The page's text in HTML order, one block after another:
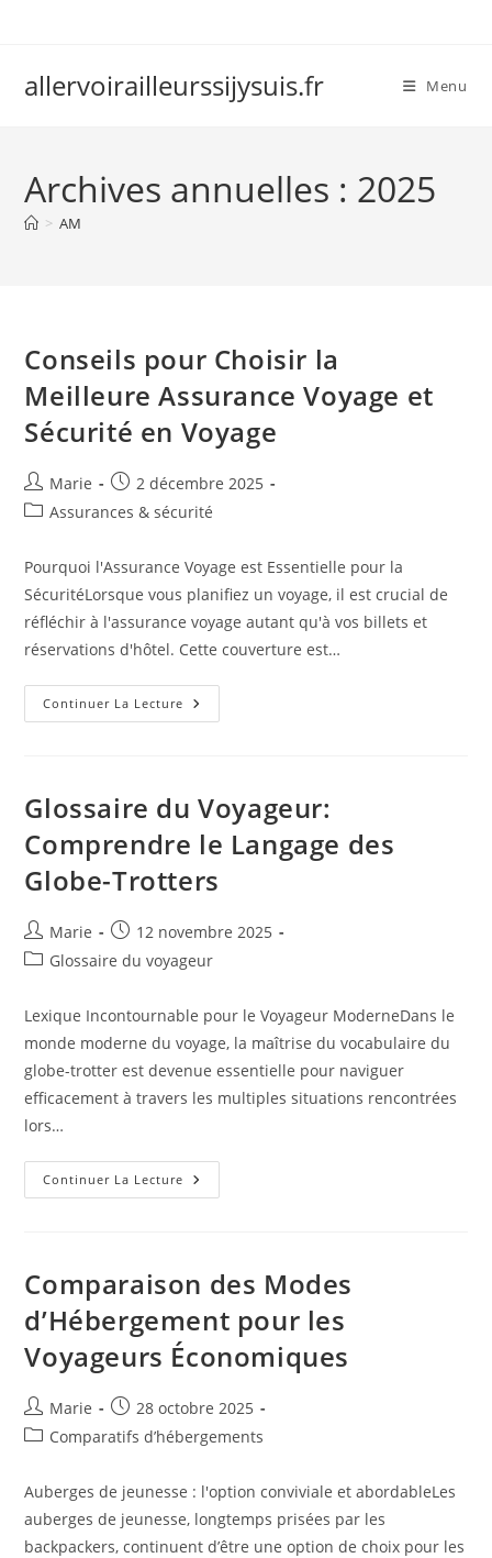
allervoirailleurssijysuis.fr Menu
Archives annuelles : 2025
> AM
Conseils pour Choisir la
Meilleure Assurance Voyage et
Sécurité en Voyage
Auteur/autrice
de
Marie
Publication
publiée :
2 décembre 2025
PostAssurances & sécurité
Pourquoi l'Assurance Voyage est Essentielle pour la
SécuritéLorsque vous planifiez un voyage, il est crucial de
réfléchir à l'assurance voyage autant qu'à vos billets et
réservations d'hôtel. Cette couverture est…
Continuer La Lecture Conseils
Pour
Voyage
Et
Sécurité
En
Voyage
Glossaire du Voyageur:
Comprendre le Langage des
Globe-Trotters
Auteur/autrice
de
Marie
Publication
publiée :
12 novembre 2025
PostGlossaire du voyageur
Lexique Incontournable pour le Voyageur ModerneDans le
monde moderne du voyage, la maîtrise du vocabulaire du
globe-trotter est devenue essentielle pour naviguer
efficacement à travers les multiples situations rencontrées
lors…
Continuer La Lecture Glossaire
Du
Globe-
Comparaison des Modes
d’Hébergement pour les
Voyageurs Économiques
Auteur/autrice
de
Marie
Publication
publiée :
28 octobre 2025
PostComparatifs d’hébergements
Auberges de jeunesse : l'option conviviale et abordableLes
auberges de jeunesse, longtemps prisées par les
backpackers, continuent d’être une option de choix pour les